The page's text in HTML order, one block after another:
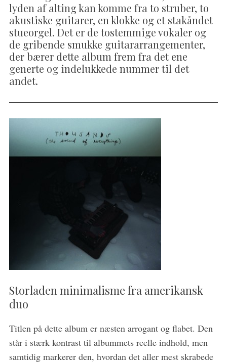
lyden af alting kan komme fra to struber, to
akustiske guitarer, en klokke og et stakåndet
stueorgel. Det er de tostemmige vokaler og
de gribende smukke guitararrangementer,
der bærer dette album frem fra det ene
generte og indelukkede nummer til det
andet.
Storladen minimalisme fra amerikansk
duo
Titlen på dette album er næsten arrogant og flabet. Den
står i stærk kontrast til albummets reelle indhold, men
samtidig markerer den, hvordan det aller mest skrabede